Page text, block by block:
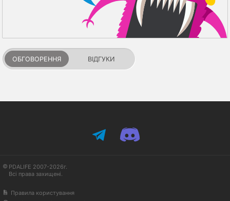
ОБГОВОРЕННЯ ВІДГУКИ
PDALIFE 2007-2026г.
Всі права захищені.
Правила користування